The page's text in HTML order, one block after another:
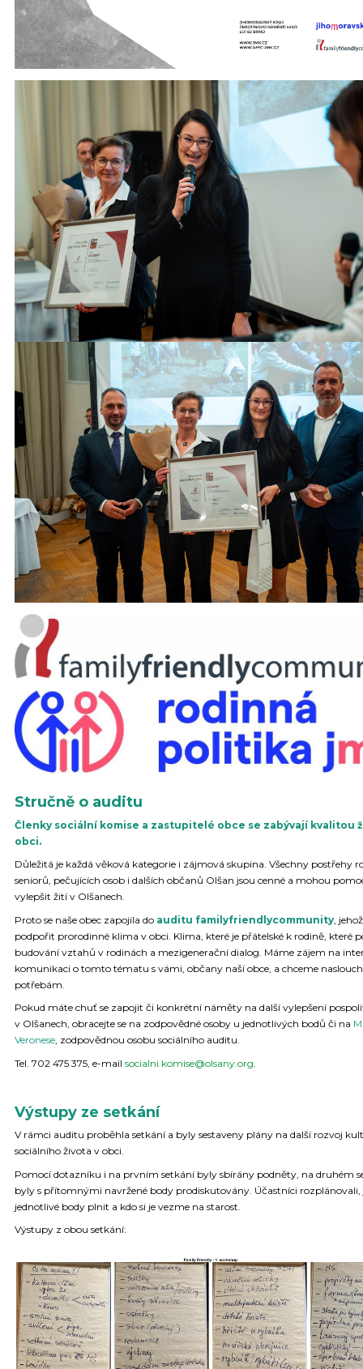
Stručně o auditu
Členky sociální komise a zastupitelé obce se zabývají kvalitou
obci.
Důležitá je každá věková kategorie i zájmová skupina. Všechny postřehy
seniorů, pečujících osob i dalších občanů Olšan jsou cenné a mohou
vylepšit žití v Olšanech.
Proto se naše obec zapojila do auditu familyfriendlycommunity ,
podpořit prorodinné klima v obci. Klima, které je přátelské k rodině, které
budování vztahů v rodinách a mezigenerační dialog. Máme zájem na
komunikaci o tomto tématu s vámi, občany naší obce, a chceme
potřebám.
Pokud máte chuť se zapojit či konkrétní náměty na další vylepšení
v Olšanech, obracejte se na zodpovědné osoby u jednotlivých bodů či na
Veronese, zodpovědnou osobu sociálního auditu.
Tel. 702 475 375, e-mail socialni.komise@olsany.org
Výstupy ze setkání
V rámci auditu proběhla setkání a byly sestaveny plány na další rozvoj
sociálního života v obci.
Pomocí dotazníku i na prvním setkání byly sbírány podněty, na druhém
byly s přítomnými navržené body prodiskutovány. Účastníci rozplánovali,
jednotlivé body plnit a kdo si je vezme na starost.
Výstupy z obou setkání: